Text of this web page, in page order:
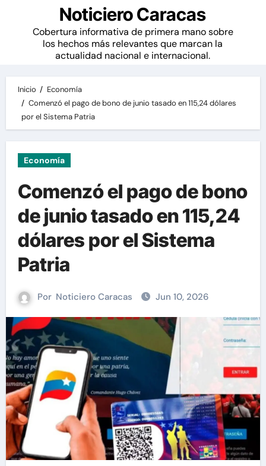
Noticiero Caracas
Cobertura informativa de primera mano sobre
los hechos más relevantes que marcan la
actualidad nacional e internacional.
Inicio
Economía
Comenzó el pago de bono de junio tasado en 115,24 dólares
por el Sistema Patria
Economía
Comenzó el pago de bono
de junio tasado en 115,24
dólares por el Sistema
Patria
Por Noticiero Caracas Jun 10, 2026